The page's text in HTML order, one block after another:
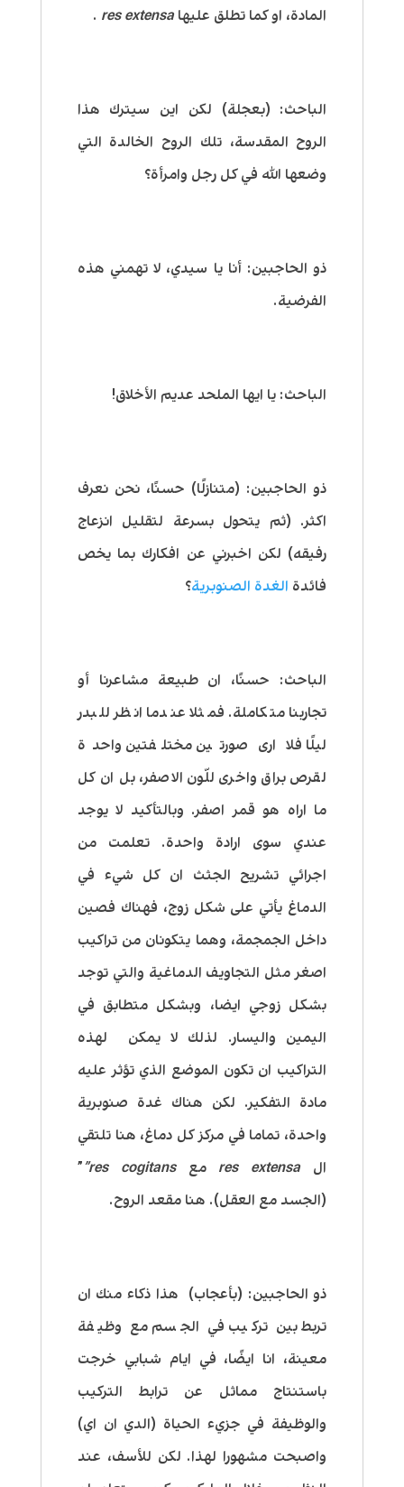
المادة، او كما تطلق عليهاres extensa
.
الباحث: (بعجلة) لكن اين سيترك هذا
الروح المقدسة، تلك الروح الخالدة التي
وضعها الله في كل رجل وامرأة؟
ذو الحاجبين: أنا يا سيدي، لا تهمني هذه
الفرضية.
الباحث: يا ايها الملحد عديم الأخلاق!
ذو الحاجبين: (متنازلًا) حسنًا، نحن نعرف
اكثر. (ثم يتحول بسرعة لتقليل انزعاج
رفيقه) لكن اخبرني عن افكارك بما يخص
فائدة الغدة الصنوبرية؟
الباحث: حسنًا، ان طبيعة مشاعرنا أو
تجاربنا متكاملة. فمثلا عندما انظر للبدر
ليلًا فلا ارى صورتين مختلفتين واحدة
لقرص براق واخرى للّون الاصفر، بل ان كل
ما اراه هو قمر اصفر. وبالتأكيد لا يوجد
عندي سوى ارادة واحدة. تعلمت من
اجرائي تشريح الجثث ان كل شيء في
الدماغ يأتي على شكل زوج، فهناك فصين
داخل الجمجمة، وهما يتكونان من تراكيب
اصغر مثل التجاويف الدماغية والتي توجد
بشكل زوجي ايضا، وبشكل متطابق في
اليمين واليسار. لذلك لا يمكن لهذه
التراكيب ان تكون الموضع الذي تؤثر عليه
مادة التفكير. لكن هناك غدة صنوبرية
واحدة، تماما في مركز كل دماغ، هنا تلتقي
الres extensa معres cogitans”
”
(الجسد مع العقل). هنا مقعد الروح.
ذو الحاجبين: (بأعجاب) هذا ذكاء منك ان
تربط بين تركيب في الجسم مع وظيفة
معينة، انا ايضًا، في ايام شبابي خرجت
باستنتاج مماثل عن ترابط التركيب
والوظيفة في جزيء الحياة (الدي ان اي)
واصبحت مشهورا لهذا. لكن للأسف، عند